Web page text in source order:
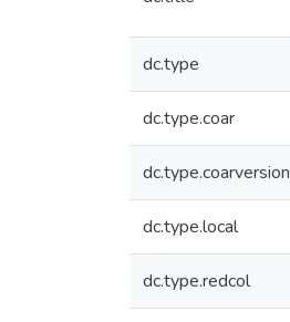
dc.type
dc.type.coar
dc.type.coarversion
dc.type.local
dc.type.redcol